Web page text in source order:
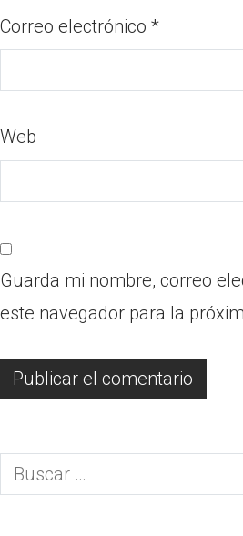
Correo electrónico *
Web
Guarda mi nombre, correo
este navegador para la